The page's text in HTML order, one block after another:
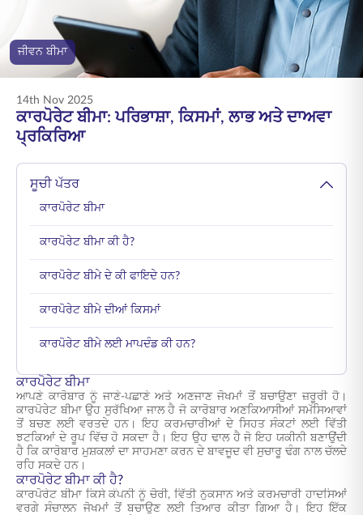
ENGLISH
ਆਨਲਾਈਨ ਖਰੀਦੋ ਪ੍ਰੀਮੀਅਮ ਭਰੋ
ਜੀਵਨ ਬੀਮਾ
14th Nov 2025
ਕਾਰਪੋਰੇਟ ਬੀਮਾ: ਪਰਿਭਾਸ਼ਾ, ਕਿਸਮਾਂ, ਲਾਭ ਅਤੇ ਦਾਅਵਾ
ਪ੍ਰਕਿਰਿਆ
ਸੂਚੀ ਪੱਤਰ
ਕਾਰਪੋਰੇਟ ਬੀਮਾ
ਕਾਰਪੋਰੇਟ ਬੀਮਾ ਕੀ ਹੈ?
ਕਾਰਪੋਰੇਟ ਬੀਮੇ ਦੇ ਕੀ ਫਾਇਦੇ ਹਨ?
ਕਾਰਪੋਰੇਟ ਬੀਮੇ ਦੀਆਂ ਕਿਸਮਾਂ
ਕਾਰਪੋਰੇਟ ਬੀਮੇ ਲਈ ਮਾਪਦੰਡ ਕੀ ਹਨ?
ਕਾਰਪੋਰੇਟ ਬੀਮਾ
ਆਪਣੇ ਕਾਰੋਬਾਰ ਨੂੰ ਜਾਣੇ-ਪਛਾਣੇ ਅਤੇ ਅਣਜਾਣ ਜੋਖਮਾਂ ਤੋਂ ਬਚਾਉਣਾ ਜ਼ਰੂਰੀ ਹੈ।
ਕਾਰਪੋਰੇਟ ਬੀਮਾ ਉਹ ਸੁਰੱਖਿਆ ਜਾਲ ਹੈ ਜੋ ਕਾਰੋਬਾਰ ਅਣਕਿਆਸੀਆਂ ਸਮੱਸਿਆਵਾਂ
ਤੋਂ ਬਚਣ ਲਈ ਵਰਤਦੇ ਹਨ। ਇਹ ਕਰਮਚਾਰੀਆਂ ਦੇ ਸਿਹਤ ਸੰਕਟਾਂ ਲਈ ਵਿੱਤੀ
ਝਟਕਿਆਂ ਦੇ ਰੂਪ ਵਿੱਚ ਹੋ ਸਕਦਾ ਹੈ। ਇਹ ਉਹ ਢਾਲ ਹੈ ਜੋ ਇਹ ਯਕੀਨੀ ਬਣਾਉਂਦੀ
ਹੈ ਕਿ ਕਾਰੋਬਾਰ ਮੁਸ਼ਕਲਾਂ ਦਾ ਸਾਹਮਣਾ ਕਰਨ ਦੇ ਬਾਵਜੂਦ ਵੀ ਸੁਚਾਰੂ ਢੰਗ ਨਾਲ ਚੱਲਦੇ
ਰਹਿ ਸਕਦੇ ਹਨ।
ਕਾਰਪੋਰੇਟ ਬੀਮਾ ਕੀ ਹੈ?
ਕਾਰਪੋਰੇਟ ਬੀਮਾ ਕਿਸੇ ਕੰਪਨੀ ਨੂੰ ਚੋਰੀ, ਵਿੱਤੀ ਨੁਕਸਾਨ ਅਤੇ ਕਰਮਚਾਰੀ ਹਾਦਸਿਆਂ
ਵਰਗੇ ਸੰਚਾਲਨ ਜੋਖਮਾਂ ਤੋਂ ਬਚਾਉਣ ਲਈ ਤਿਆਰ ਕੀਤਾ ਗਿਆ ਹੈ। ਇਹ ਇੱਕ